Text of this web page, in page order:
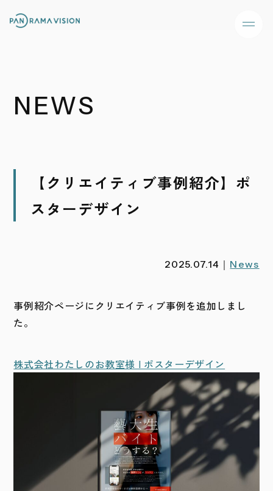
NEWS
【クリエイティブ事例紹介】ポ
スターデザイン
2025.07.14｜ News
事例紹介ページにクリエイティブ事例を追加しまし
た。
株式会社わたしのお教室様 | ポスターデザイン